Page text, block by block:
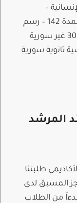
–
الاختصاص:الحقوق – الساعات المعتمدة 142 – رسم
الساعة المعتمدة ثانوية سورية 30.000 غير سورية
ثانوية سورية
المرشد
طلبتنا
المسبق لدى
من الطلاب